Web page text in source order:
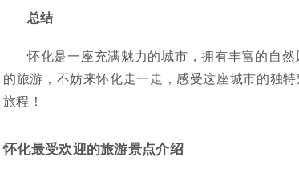
总结
怀化是一座充满魅力的城市，拥有丰富的自
的旅游，不妨来怀化走一走，感受这座城市的独
旅程！
怀化最受欢迎的旅游景点介绍